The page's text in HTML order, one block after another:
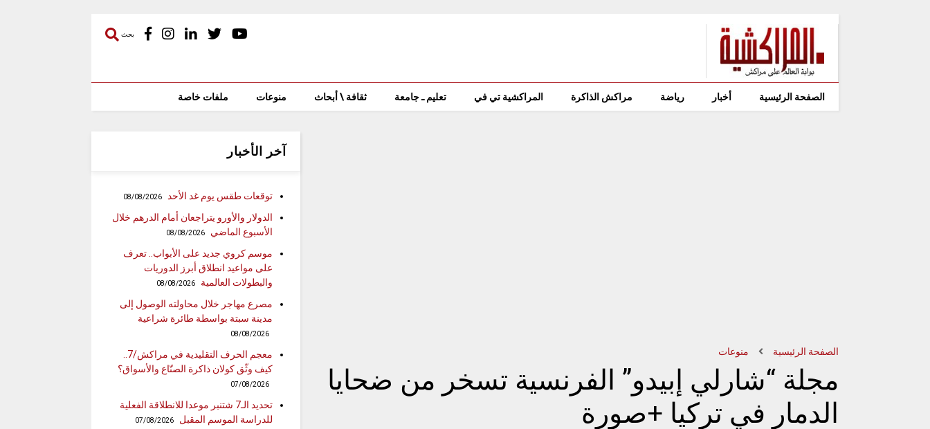
بحث
الصفحة الرئيسية أخبار رياضة مراكش الذاكرة المراكشية تي في تعليم ـ جامعة ثقافة \ أبحاث منوعات ملفات خاصة
الصفحة الرئيسية منوعات
مجلة “شارلي إبيدو” الفرنسية تسخر من ضحايا
الدمار في تركيا +صورة
آخر الأخبار
توقعات طقس يوم غد الأحد 08/08/2026
الدولار والأورو يتراجعان أمام الدرهم خلال
الأسبوع الماضي
08/08/2026
موسم كروي جديد على الأبواب.. تعرف
على مواعيد انطلاق أبرز الدوريات
والبطولات العالمية
08/08/2026
مصرع مهاجر خلال محاولته الوصول إلى
مدينة سبتة بواسطة طائرة شراعية
08/08/2026
معجم الحرف التقليدية في مراكش/7..
كيف وثّق كولان ذاكرة الصنّاع والأسواق؟
07/08/2026
تحديد الـ7 شتنبر موعدا للانطلاقة الفعلية
للدراسة الموسم المقبل
07/08/2026